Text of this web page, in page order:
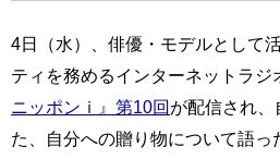
4日（水）、俳優・モデルとして
ティを務めるインターネットラジ
ニッポンｉ』第10回が配信され、
た、自分への贈り物について語っ